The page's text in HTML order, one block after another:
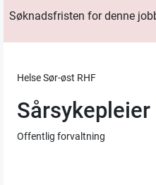
Søknadsfristen for denne
Helse Sør-øst RHF
Sårsykepleier
Offentlig forvaltning